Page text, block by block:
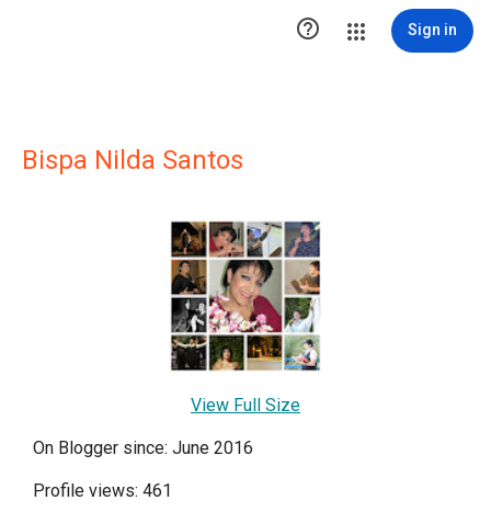
 Sign in
Bispa Nilda Santos
View Full Size
On Blogger since: June 2016
Profile views: 461